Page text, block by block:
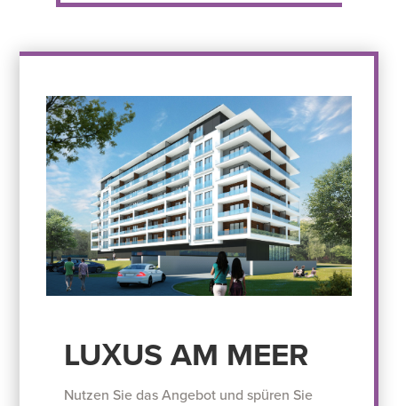
LUXUS AM MEER
Nutzen Sie das Angebot und spüren Sie